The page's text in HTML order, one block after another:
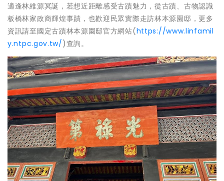
適逢林維源冥誕，若想近距離感受古蹟魅力，從古蹟、古物認識
板橋林家政商輝煌事蹟，也歡迎民眾實際走訪林本源園邸，更多
資訊請至國定古蹟林本源園邸官方網站(https://www.linfamil
y.ntpc.gov.tw/)查詢。